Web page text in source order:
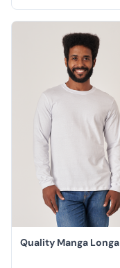
Quality Manga Longa